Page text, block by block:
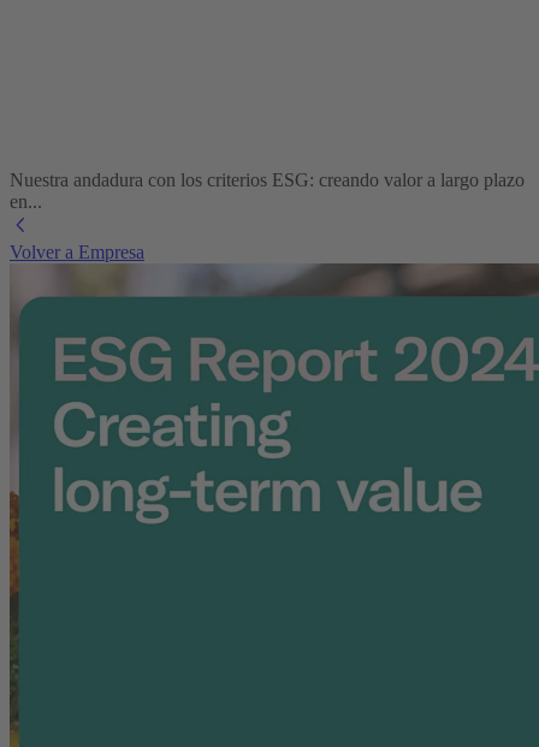
Nuestra andadura con los criterios ESG: creando valor a largo plazo
en...
Volver a Empresa